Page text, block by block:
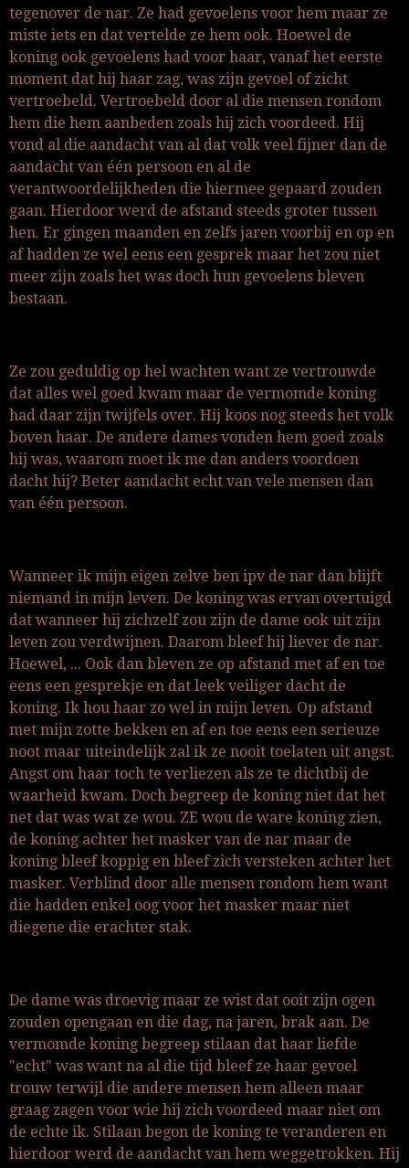
tegenover de nar. Ze had gevoelens voor hem maar ze
miste iets en dat vertelde ze hem ook. Hoewel de
koning ook gevoelens had voor haar, vanaf het eerste
moment dat hij haar zag, was zijn gevoel of zicht
vertroebeld. Vertroebeld door al die mensen rondom
hem die hem aanbeden zoals hij zich voordeed. Hij
vond al die aandacht van al dat volk veel fijner dan de
aandacht van één persoon en al de
verantwoordelijkheden die hiermee gepaard zouden
gaan. Hierdoor werd de afstand steeds groter tussen
hen. Er gingen maanden en zelfs jaren voorbij en op en
af hadden ze wel eens een gesprek maar het zou niet
meer zijn zoals het was doch hun gevoelens bleven
bestaan.
Ze zou geduldig op hel wachten want ze vertrouwde
dat alles wel goed kwam maar de vermomde koning
had daar zijn twijfels over. Hij koos nog steeds het volk
boven haar. De andere dames vonden hem goed zoals
hij was, waarom moet ik me dan anders voordoen
dacht hij? Beter aandacht echt van vele mensen dan
van één persoon.
Wanneer ik mijn eigen zelve ben ipv de nar dan blijft
niemand in mijn leven. De koning was ervan overtuigd
dat wanneer hij zichzelf zou zijn de dame ook uit zijn
leven zou verdwijnen. Daarom bleef hij liever de nar.
Hoewel, ... Ook dan bleven ze op afstand met af en toe
eens een gesprekje en dat leek veiliger dacht de
koning. Ik hou haar zo wel in mijn leven. Op afstand
met mijn zotte bekken en af en toe eens een serieuze
noot maar uiteindelijk zal ik ze nooit toelaten uit angst.
Angst om haar toch te verliezen als ze te dichtbij de
waarheid kwam. Doch begreep de koning niet dat het
net dat was wat ze wou. ZE wou de ware koning zien,
de koning achter het masker van de nar maar de
koning bleef koppig en bleef zich versteken achter het
masker. Verblind door alle mensen rondom hem want
die hadden enkel oog voor het masker maar niet
diegene die erachter stak.
De dame was droevig maar ze wist dat ooit zijn ogen
zouden opengaan en die dag, na jaren, brak aan. De
vermomde koning begreep stilaan dat haar liefde
"echt" was want na al die tijd bleef ze haar gevoel
trouw terwijl die andere mensen hem alleen maar
graag zagen voor wie hij zich voordeed maar niet om
de echte ik. Stilaan begon de koning te veranderen en
hierdoor werd de aandacht van hem weggetrokken. Hij